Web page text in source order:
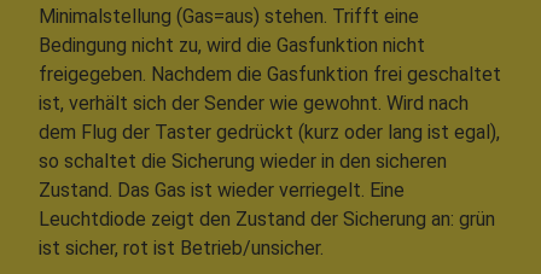
Minimalstellung (Gas=aus) stehen. Trifft eine
Bedingung nicht zu, wird die Gasfunktion nicht
freigegeben. Nachdem die Gasfunktion frei geschaltet
ist, verhält sich der Sender wie gewohnt. Wird nach
dem Flug der Taster gedrückt (kurz oder lang ist egal),
so schaltet die Sicherung wieder in den sicheren
Zustand. Das Gas ist wieder verriegelt. Eine
Leuchtdiode zeigt den Zustand der Sicherung an: grün
ist sicher, rot ist Betrieb/unsicher.